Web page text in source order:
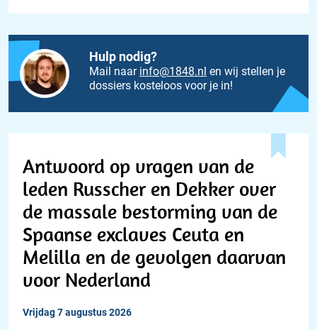
Hulp nodig?
Mail naar info@1848.nl en wij stellen je
dossiers kosteloos voor je in!
Antwoord op vragen van de
leden Russcher en Dekker over
de massale bestorming van de
Spaanse exclaves Ceuta en
Melilla en de gevolgen daarvan
voor Nederland
vrijdag 7 augustus 2026